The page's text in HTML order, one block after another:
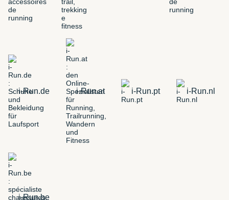
i-Run.de i-Run.at i-Run.pt i-Run.nl
i-Run.be